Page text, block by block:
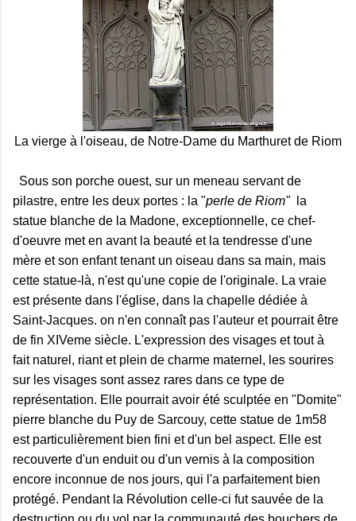
La vierge à l'oiseau, de Notre-Dame du Marthuret de Riom
Sous son porche ouest, sur un meneau servant de
pilastre, entre les deux portes : la "perle de Riom"la
statue blanche de la Madone, exceptionnelle, ce chef-
d'oeuvre met en avant la beauté et la tendresse d'une
mère et son enfant tenant un oiseau dans sa main, mais
cette statue-là, n'est qu'une copie de l'originale. La vraie
est présente dans l'église, dans la chapelle dédiée à
Saint-Jacques. on n'en connaît pas l'auteur et pourrait être
de fin XIVeme siècle. L'expression des visages et tout à
fait naturel, riant et plein de charme maternel, les sourires
sur les visages sont assez rares dans ce type de
représentation. Elle pourrait avoir été sculptée en "Domite"
pierre blanche du Puy de Sarcouy, cette statue de 1m58
est particulièrement bien fini et d'un bel aspect. Elle est
recouverte d'un enduit ou d'un vernis à la composition
encore inconnue de nos jours, qui l'a parfaitement bien
protégé. Pendant la Révolution celle-ci fut sauvée de la